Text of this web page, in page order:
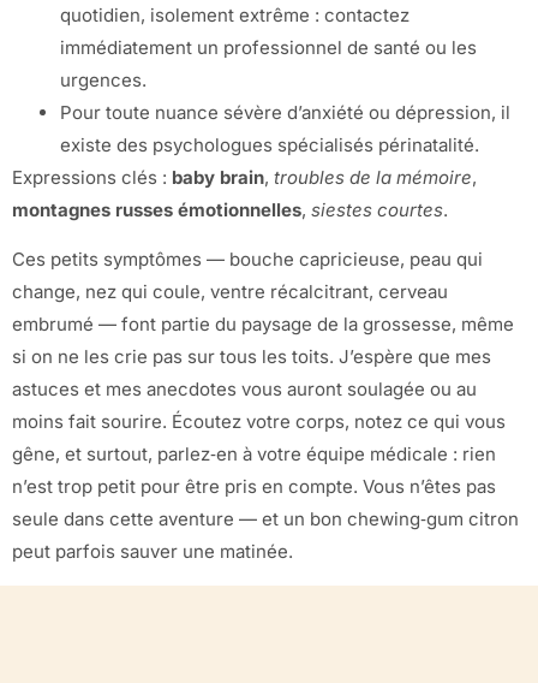
quotidien, isolement extrême : contactez
immédiatement un professionnel de santé ou les
urgences.
Pour toute nuance sévère d’anxiété ou dépression, il
existe des psychologues spécialisés périnatalité.
Expressions clés : baby brain, troubles de la mémoire,
montagnes russes émotionnelles, siestes courtes.
Ces petits symptômes — bouche capricieuse, peau qui
change, nez qui coule, ventre récalcitrant, cerveau
embrumé — font partie du paysage de la grossesse, même
si on ne les crie pas sur tous les toits. J’espère que mes
astuces et mes anecdotes vous auront soulagée ou au
moins fait sourire. Écoutez votre corps, notez ce qui vous
gêne, et surtout, parlez‑en à votre équipe médicale : rien
n’est trop petit pour être pris en compte. Vous n’êtes pas
seule dans cette aventure — et un bon chewing‑gum citron
peut parfois sauver une matinée.